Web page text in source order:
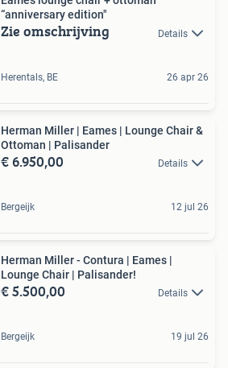
“anniversary edition"
Zie omschrijving Details
Herentals, BE 26 apr 26
Herman Miller | Eames | Lounge Chair &
Ottoman | Palisander
€ 6.950,00 Details
Bergeijk 12 jul 26
Herman Miller - Contura | Eames |
Lounge Chair | Palisander!
€ 5.500,00 Details
Bergeijk 19 jul 26